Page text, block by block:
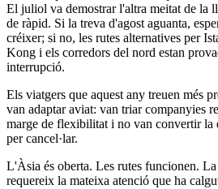
El juliol va demostrar l'altra meitat de la
de ràpid. Si la treva d'agost aguanta,
créixer; si no, les rutes alternatives per
Kong i els corredors del nord estan
interrupció.
Els viatgers que aquest any treuen més
van adaptar aviat: van triar companyies
marge de flexibilitat i no van convertir la
per cancel·lar.
L'Àsia és oberta. Les rutes funcionen.
requereix la mateixa atenció que ha